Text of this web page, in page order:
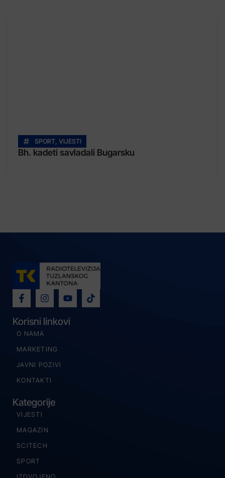
SPORT VIJESTI
Bh. kadeti savladali Bugarsku
Korisni linkovi
O NAMA
MARKETING
JAVNI POZIVI
KONTAKTI
Kategorije
VIJESTI
MAGAZIN
SCITECH
SPORT